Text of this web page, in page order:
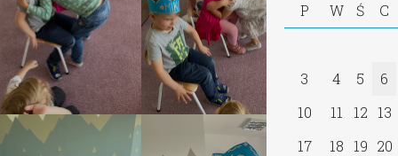
P
W Ś S
N
3
4 8
10
11 12 13 15
16
18 20 21 22
23